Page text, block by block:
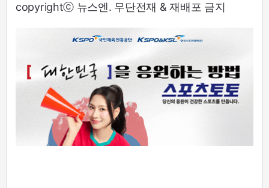
copyrightⓒ 뉴스엔. 무단전재 & 재배포 금지